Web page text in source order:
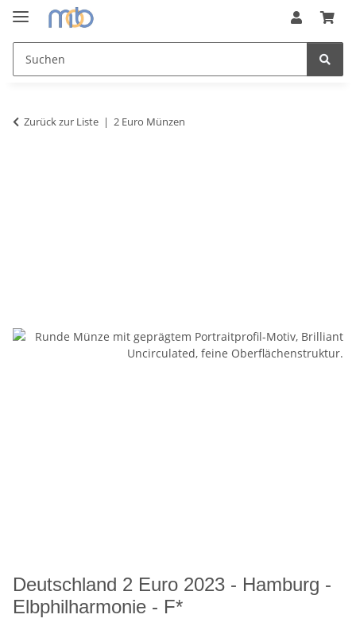
Zurück zur Liste 2 Euro Münzen
Deutschland 2 Euro 2023 - Hamburg -
Elbphilharmonie - F*